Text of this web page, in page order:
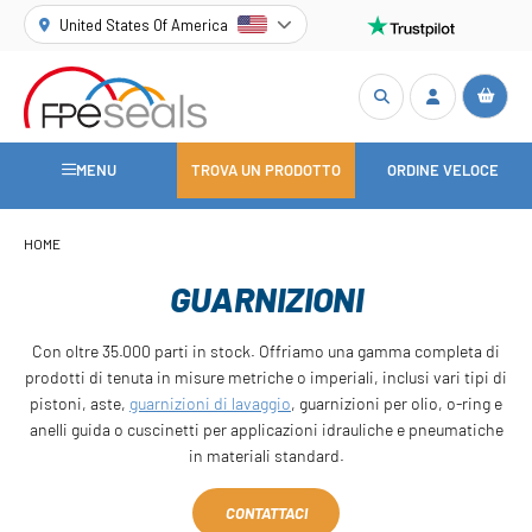
United States Of America
MENU TROVA UN PRODOTTO ORDINE VELOCE
HOME
GUARNIZIONI
Con oltre 35.000 parti in stock. Offriamo una gamma completa di
prodotti di tenuta in misure metriche o imperiali, inclusi vari tipi di
pistoni, aste, guarnizioni di lavaggio, guarnizioni per olio, o-ring e
anelli guida o cuscinetti per applicazioni idrauliche e pneumatiche
in materiali standard.
CONTATTACI